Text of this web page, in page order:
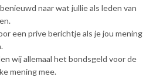
naar wat jullie als leden van
een prive berichtje als je jou mening
wij allemaal het bondsgeld voor de
mening mee.